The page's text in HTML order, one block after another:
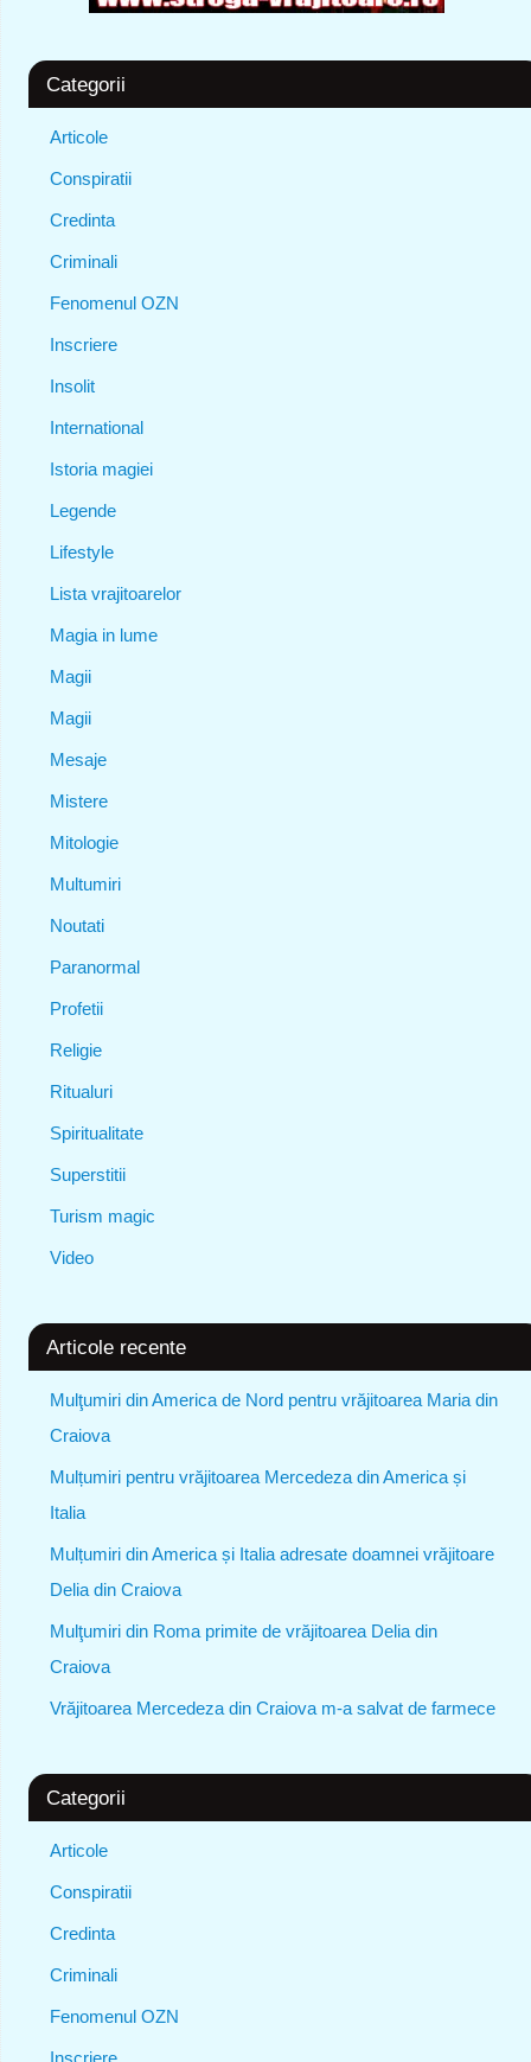
Categorii
Articole
Conspiratii
Credinta
Criminali
Fenomenul OZN
Inscriere
Insolit
International
Istoria magiei
Legende
Lifestyle
Lista vrajitoarelor
Magia in lume
Magii
Magii
Mesaje
Mistere
Mitologie
Multumiri
Noutati
Paranormal
Profetii
Religie
Ritualuri
Spiritualitate
Superstitii
Turism magic
Video
Articole recente
Mulţumiri din America de Nord pentru vrăjitoarea Maria din
Craiova
Mulțumiri pentru vrăjitoarea Mercedeza din America și
Italia
Mulțumiri din America și Italia adresate doamnei vrăjitoare
Delia din Craiova
Mulţumiri din Roma primite de vrăjitoarea Delia din
Craiova
Vrăjitoarea Mercedeza din Craiova m-a salvat de farmece
Categorii
Articole
Conspiratii
Credinta
Criminali
Fenomenul OZN
Inscriere